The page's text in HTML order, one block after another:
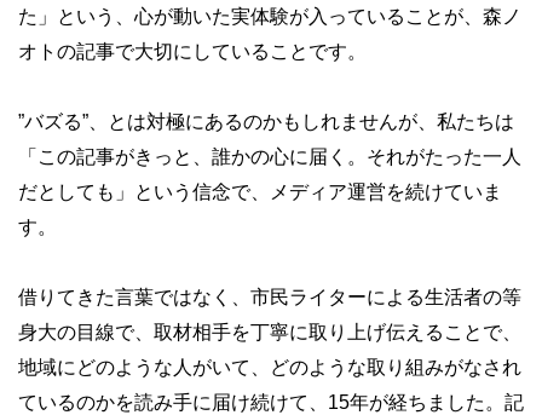
た」という、心が動いた実体験が入っていることが、森ノ
オトの記事で大切にしていることです。
”バズる”、とは対極にあるのかもしれませんが、私たちは
「この記事がきっと、誰かの心に届く。それがたった一人
だとしても」という信念で、メディア運営を続けていま
す。
借りてきた言葉ではなく、市民ライターによる生活者の等
身大の目線で、取材相手を丁寧に取り上げ伝えることで、
地域にどのような人がいて、どのような取り組みがなされ
ているのかを読み手に届け続けて、15年が経ちました。記